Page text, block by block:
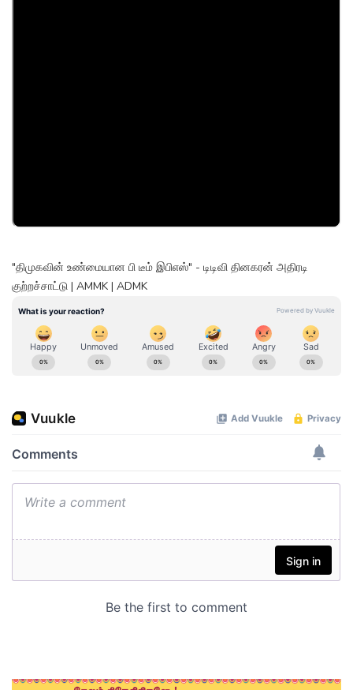
"திமுகவின் உண்மையான பி டீம் இபிஎஸ்" - டிடிவி தினகரன் அதிரடி
குற்றச்சாட்டு | AMMK | ADMK